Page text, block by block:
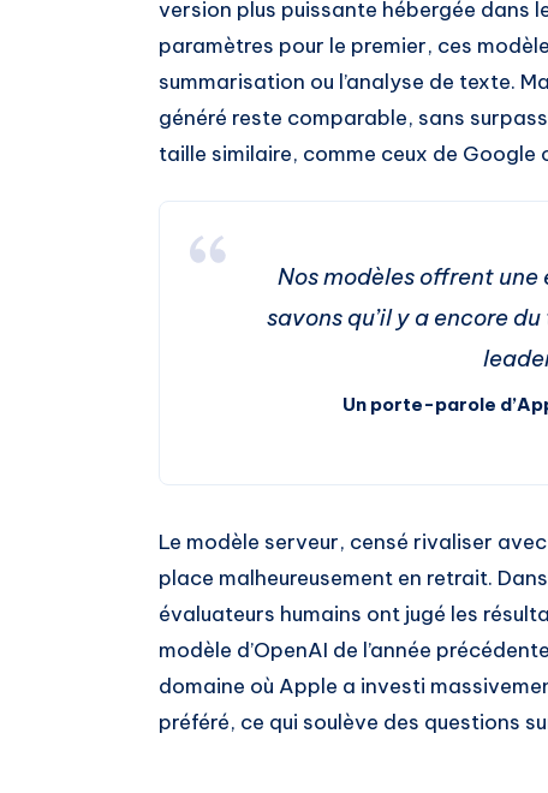
version plus puissante hébergée dans
paramètres pour le premier, ces
summarisation ou l’analyse de texte.
généré reste comparable, sans
taille similaire, comme ceux de Google
Nos modèles offrent
savons qu’il y a encore
Un porte-parole
Le modèle serveur, censé rivaliser
place malheureusement en retrait.
évaluateurs humains ont jugé les
modèle d’OpenAI de l’année
domaine où Apple a investi
préféré, ce qui soulève des questions